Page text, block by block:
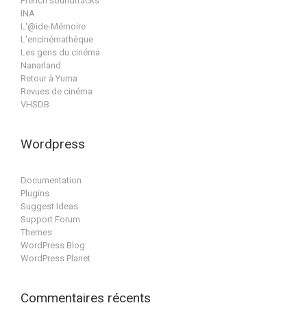
INA
L'@ide-Mémoire
L'encinémathèque
Les gens du cinéma
Nanarland
Retour à Yuma
Revues de cinéma
VHSDB
Wordpress
Documentation
Plugins
Suggest Ideas
Support Forum
Themes
WordPress Blog
WordPress Planet
Commentaires récents